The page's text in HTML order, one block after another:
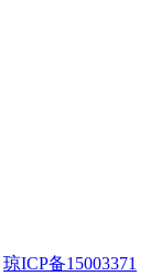
琼ICP备15003371